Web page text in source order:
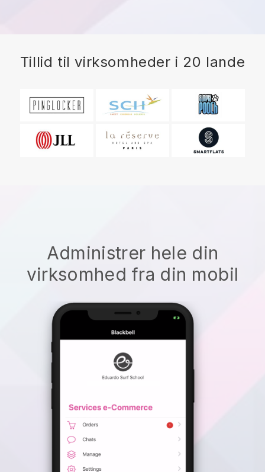
Tillid til virksomheder i 20 lande
Administrer hele din
virksomhed fra din mobil